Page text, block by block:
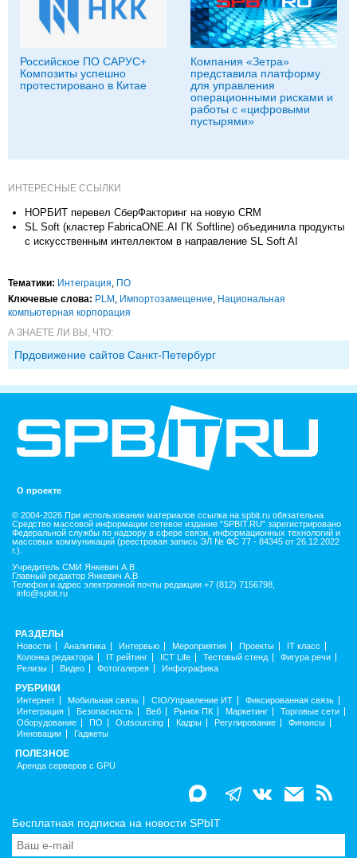
Российское ПО САРУС+
Композиты успешно
протестировано в Китае
Компания «Зетра»
представила платформу
для управления
операционными рисками и
работы с «цифровыми
пустырями»
ИНТЕРЕСНЫЕ ССЫЛКИ
НОРБИТ перевел СберФакторинг на новую CRM
SL Soft (кластер FabricaONE.AI ГК Softline) объединила продукты
с искусственным интеллектом в направление SL Soft AI
Тематики: Интеграция, ПО
Ключевые слова: PLM , Импорто­замещение, Национальная
компьютерная корпорация
А ЗНАЕТЕ ЛИ ВЫ, ЧТО:
Прдовижение сайтов Санкт-Петербург
О проекте
© 2004-2026 При использовании материалов ссылка на spbit.ru обязательна
Средство массовой информации сетевое издание "SPBIT.RU" зарегистрировано
Федеральной службы по надзору в сфере связи, информационных технологий и
массовых коммуникаций (реестровая запись ЭЛ № ФС 77 - 84345 от 26.12.2022
г.).
Учредитель СМИ Янкевич А.В
Главный редактор Янкевич А.В
Телефон и адрес электронной почты редакции +7 (812) 7156798,
info@spbit.ru
РАЗДЕЛЫ
Новости Аналитика Интервью Мероприятия Проекты
IT класс
Колонка редактора
IT рейтинг ICT Life Тестовый стенд
Фигура речи
Релизы
Видео Фотогалерея Инфографика
РУБРИКИ
Интернет Мобильная связь CIO/Управление ИТ
Фиксированная связь
Интеграция
Безопасность Веб Рынок ПК Маркетинг
Торговые сети
Оборудование
ПО Outsourcing Кадры Регулирование
Финансы
Инновации
Гаджеты
ПОЛЕЗНОЕ
Аренда серверов с GPU
Бесплатная подписка на новости SPbIT